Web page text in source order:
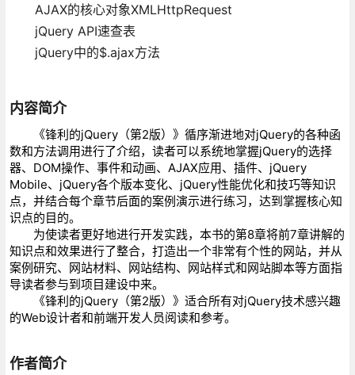
AJAX的核心对象XMLHttpRequest
jQuery API速查表
jQuery中的$.ajax方法
内容简介
《锋利的jQuery（第2版）》循序渐进地对jQuery的各种函
数和方法调用进行了介绍，读者可以系统地掌握jQuery的选择
器、DOM操作、事件和动画、AJAX应用、插件、jQuery
Mobile、jQuery各个版本变化、jQuery性能优化和技巧等知识
点，并结合每个章节后面的案例演示进行练习，达到掌握核心知
识点的目的。
为使读者更好地进行开发实践，本书的第8章将前7章讲解的
知识点和效果进行了整合，打造出一个非常有个性的网站，并从
案例研究、网站材料、网站结构、网站样式和网站脚本等方面指
导读者参与到项目建设中来。
《锋利的jQuery（第2版）》适合所有对jQuery技术感兴趣
的Web设计者和前端开发人员阅读和参考。
作者简介